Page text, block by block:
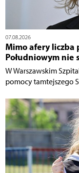
07.08.2026
Mimo afery liczba
Południowym nie
W Warszawskim
pomocy tamtejszego